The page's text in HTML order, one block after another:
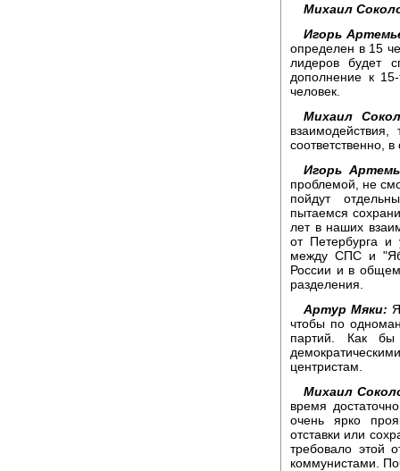
Михаил
Игорь
определен в 15
лидеров будет
дополнение к
человек.
Михаил
соответственно,
Игорь
проблемой, не
пойдут
пытаемся
лет в наших
от Петербурга и
между СПС и
России и в
разделения.
Артур Мяки:
чтобы по
партий. Как
центристам.
Михаил
время
очень ярко
отставки или
требовало этой
коммунистами.